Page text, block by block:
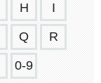
H I
Q R
0-9